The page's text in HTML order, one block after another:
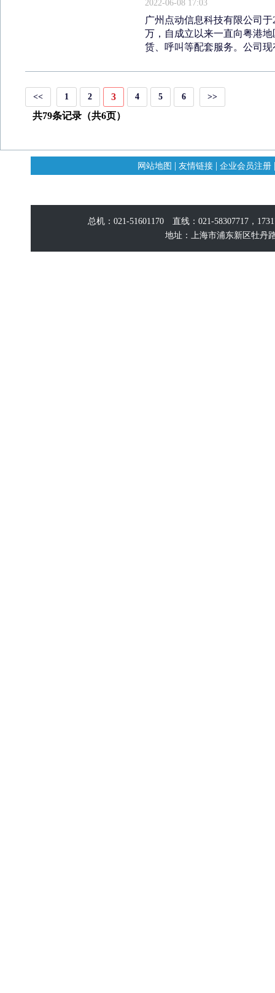
2022-06-08 17:03
广州点动信息科技有限公司
万，自成立以来一直向粤港
赁、呼叫等配套服务。公司
<< 1 2 3 4 5 6 >>
共79条记录（共6页）
网站地图 | 友情链接 | 企业会员注册
总机：021-51601170 直线：021-58307717，
地址：上海市浦东新区牡丹